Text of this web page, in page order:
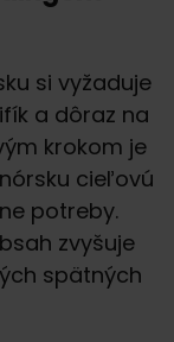
si vyžaduje
a dôraz na
krokom je
cieľovú
potreby.
zvyšuje
spätných